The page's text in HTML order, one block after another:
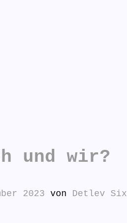
und wir?
2023 von Detlev Six